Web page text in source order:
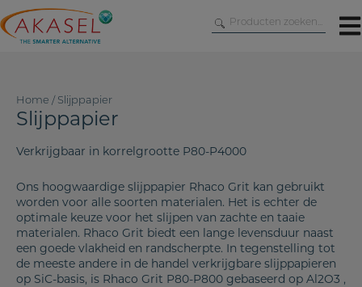
Skip
to
content
Home / Slijppapier
Slijppapier
Verkrijgbaar in korrelgrootte P80-P4000
Ons hoogwaardige slijppapier Rhaco Grit kan gebruikt
worden voor alle soorten materialen. Het is echter de
optimale keuze voor het slijpen van zachte en taaie
materialen. Rhaco Grit biedt een lange levensduur naast
een goede vlakheid en randscherpte. In tegenstelling tot
de meeste andere in de handel verkrijgbare slijppapieren
op SiC-basis, is Rhaco Grit P80-P800 gebaseerd op Al2O3 ,